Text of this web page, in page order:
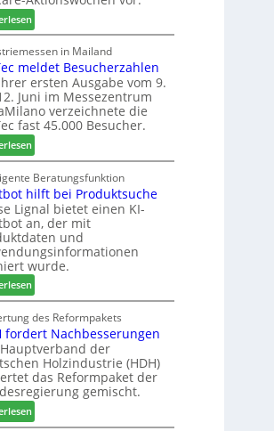
f
ü
h
r
e
r
n
f
ü
r
P
l
a
n
t
a
g
o
-
F
r
ä
s
e
r
u
n
d
-
V
e
r
b
i
n
e
r
:
W
e
C
a
r
e
-
A
k
t
i
o
n
s
w
o
c
h
e
n
2
0
2
6
in Mailand
meldet Besucherzahlen
ersten Ausgabe vom 9.
Juni im Messezentrum
verzeichnete die
fast 45.000 Besucher.
:
M
a
T
e
c
m
e
l
d
e
t
B
e
s
u
c
h
Beratungsfunktion
hilft bei Produktsuche
Lignal bietet einen KI-
an, der mit
und
wurde.
:
C
h
a
t
b
o
t
h
i
des Reformpakets
fordert Nachbesserungen
der
Holzindustrie (HDH)
das Reformpaket der
gemischt.
:
H